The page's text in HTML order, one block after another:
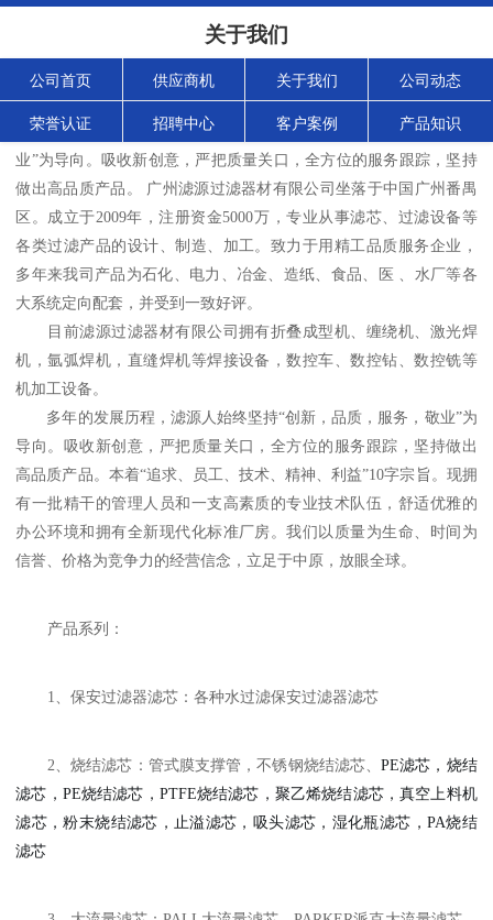
关于我们
公司首页 供应商机 关于我们 公司动态
荣誉认证 招聘中心 客户案例 产品知识
广州滤源过滤器材有限公司始终坚持“创新，品质，服务，敬
业”为导向。吸收新创意，严把质量关口，全方位的服务跟踪，坚持
做出高品质产品。 广州滤源过滤器材有限公司坐落于中国广州番禺
区。成立于2009年，注册资金5000万，专业从事滤芯、过滤设备等
各类过滤产品的设计、制造、加工。致力于用精工品质服务企业，
多年来我司产品为石化、电力、冶金、造纸、食品、医 、水厂等各
大系统定向配套，并受到一致好评。
目前滤源过滤器材有限公司拥有折叠成型机、缠绕机、激光焊
机，氩弧焊机，直缝焊机等焊接设备，数控车、数控钻、数控铣等
机加工设备。
多年的发展历程，滤源人始终坚持“创新，品质，服务，敬业”为
导向。吸收新创意，严把质量关口，全方位的服务跟踪，坚持做出
高品质产品。本着“追求、员工、技术、精神、利益”10字宗旨。现拥
有一批精干的管理人员和一支高素质的专业技术队伍，舒适优雅的
办公环境和拥有全新现代化标准厂房。我们以质量为生命、时间为
信誉、价格为竞争力的经营信念，立足于中原，放眼全球。
产品系列：
1、保安过滤器滤芯：各种水过滤保安过滤器滤芯
2、烧结滤芯：管式膜支撑管，不锈钢烧结滤芯、PE滤芯，烧结
滤芯，PE烧结滤芯，PTFE烧结滤芯，聚乙烯烧结滤芯，真空上料机
滤芯，粉末烧结滤芯，止溢滤芯，吸头滤芯，湿化瓶滤芯，PA烧结
滤芯